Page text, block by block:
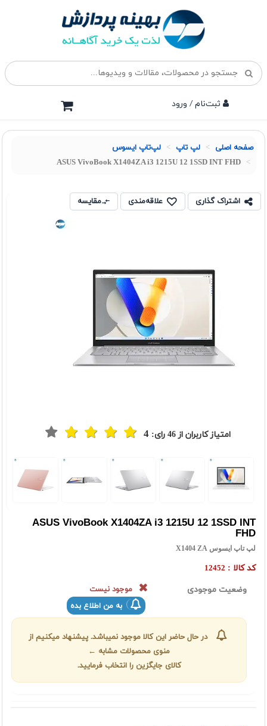
ثبت‌نام / ورود
صفحه اصلی لپ تاپ لپ‌تاپ ایسوس
ASUS VivoBook X1404ZA i3 1215U 12 1SSD INT FHD
اشتراک گذاری علاقه‌مندی مقایسه
امتیاز کاربران از46 رای: 4
ASUS VivoBook X1404ZA i3 1215U 12 1SSD INT
FHD
لپ تاپ ایسوس X1404 ZA
کد کالا : 12452
وضعیت موجودی
موجود نیست
به من اطلاع بده
در حال حاضر این کالا موجود نمیباشد. پیشنهاد میکنیم از
منوی محصولات مشابه ←
کالای جایگزین را انتخاب فرمایید.